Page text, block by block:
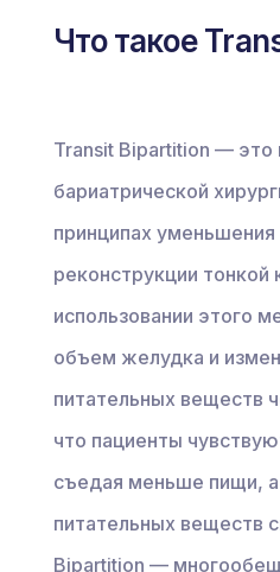
Что такое
Transit Bipartition — это
бариатрической
принципах
реконструкции тонкой
использовании этого
объем желудка и
питательных веществ
что пациенты
съедая меньше пищи, а
питательных веществ
Bipartition —